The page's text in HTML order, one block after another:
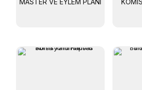
MASTER VE EYLEM PLANI